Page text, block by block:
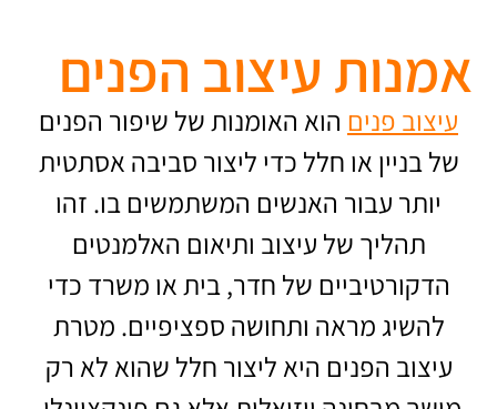
אמנות עיצוב הפנים
עיצוב פנים הוא האומנות של שיפור הפנים
של בניין או חלל כדי ליצור סביבה אסתטית
יותר עבור האנשים המשתמשים בו. זהו
תהליך של עיצוב ותיאום האלמנטים
הדקורטיביים של חדר, בית או משרד כדי
להשיג מראה ותחושה ספציפיים. מטרת
עיצוב הפנים היא ליצור חלל שהוא לא רק